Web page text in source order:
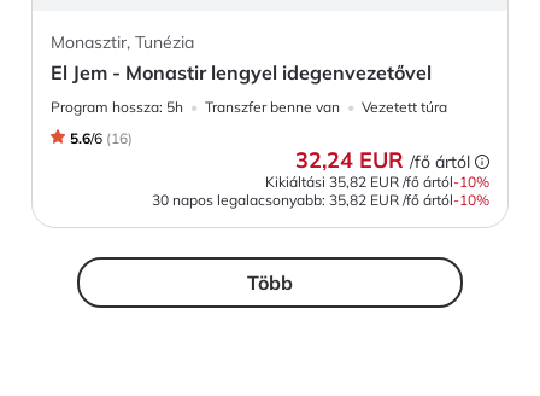
Monasztir, Tunézia
El Jem - Monastir lengyel idegenvezetővel
Program hossza: 5h Transzfer benne van
Vezetett túra
5.6/6 (16)
32,24 EUR /fő ártól
Kikiáltási 35,82 EUR /fő ártól-10%
30 napos legalacsonyabb: 35,82 EUR /fő ártól-10%
Több